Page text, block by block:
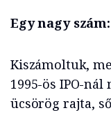
Egy nagy
Kiszámoltuk,
1995-ös IPO-
ücsörög rajta,